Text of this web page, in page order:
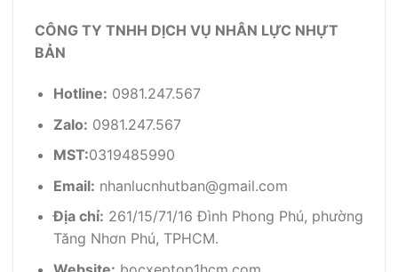
CÔNG TY TNHH DỊCH VỤ NHÂN LỰC NHỰT
BẢN
Hotline: 0981.247.567
Zalo: 0981.247.567
MST:0319485990
Email: nhanlucnhutban@gmail.com
Địa chỉ: 261/15/71/16 Đình Phong Phú, phường
Tăng Nhơn Phú, TPHCM.